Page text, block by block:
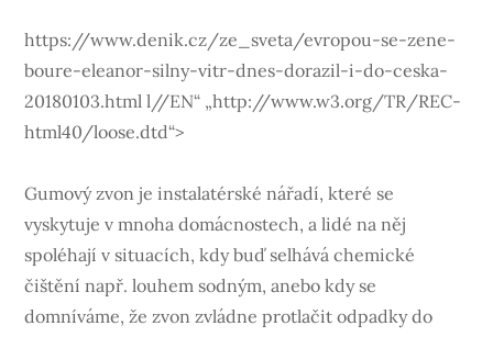
https://www.denik.cz/ze_sveta/evropou-se-zene-
boure-eleanor-silny-vitr-dnes-dorazil-i-do-ceska-
20180103.html l//EN“ „http://www.w3.org/TR/REC-
html40/loose.dtd“>
Gumový zvon je instalatérské nářadí, které se
vyskytuje v mnoha domácnostech, a lidé na něj
spoléhají v situacích, kdy buď selhává chemické
čištění např. louhem sodným, anebo kdy se
domníváme, že zvon zvládne protlačit odpadky do